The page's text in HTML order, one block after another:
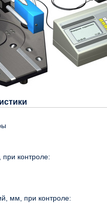
контроле:
мм, при контроле: